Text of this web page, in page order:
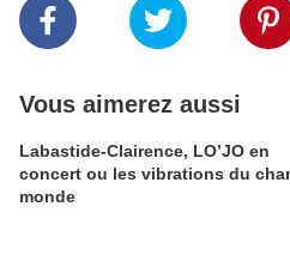
Vous aimerez aussi
Labastide-Clairence, LO’JO en
concert ou les vibrations du chant du
monde